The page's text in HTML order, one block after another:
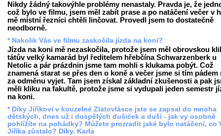
Nikdy žádný takovýhle problémy nenastaly. Pravda je, že
což bylo ve filmu, jsem měl zabít prase a po natáčení večer v
mě místní řezníci chtěli linčovat. Provedl jsem to dostatečně
neodborně.
* Nakolik Vás ve filmu zaskočila jízda na koni?
Jízda na koni mě nezaskočila, protože jsem měl obrovskou
tátův velký kamarád byl ředitelem hřebčína Schwarzenberk u
Netolic a pár prázdnin jsme tam mohli s klukama pobýt. Což
znamená starat se přes den o koně a večer jsme si tím pádem
za odměnu vyjet. Tam jsem získal základní zkušenosti a pak
měli kliku na fakultě, protože jsme si vydupali jeden semestr
na koni.
* Díky Jiříkovi v kouzelné Zlatovlásce jste se zapsal do mnoha
dětských, dnes už i dospělých dušiček a duší - jak vy osobně
pohlížíte na pohádky? Můžete prozradit jaké bylo natáčení, co
Jiříka zůstalo? Díky. Karla